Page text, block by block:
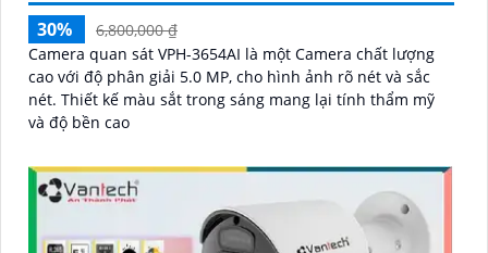
30%
6,800,000 ₫
Camera quan sát VPH-3654AI là một Camera chất lượng
cao với độ phân giải 5.0 MP, cho hình ảnh rõ nét và sắc
nét. Thiết kế màu sắt trong sáng mang lại tính thẩm mỹ
và độ bền cao